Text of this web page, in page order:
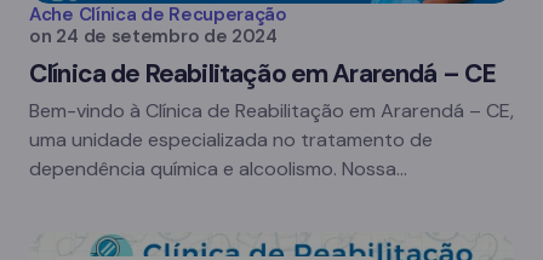
Ache Clínica de Recuperação
on 24 de setembro de 2024
Clínica de Reabilitação em Ararendá – CE
Bem-vindo à Clínica de Reabilitação em Ararendá – CE,
uma unidade especializada no tratamento de
dependência química e alcoolismo. Nossa…